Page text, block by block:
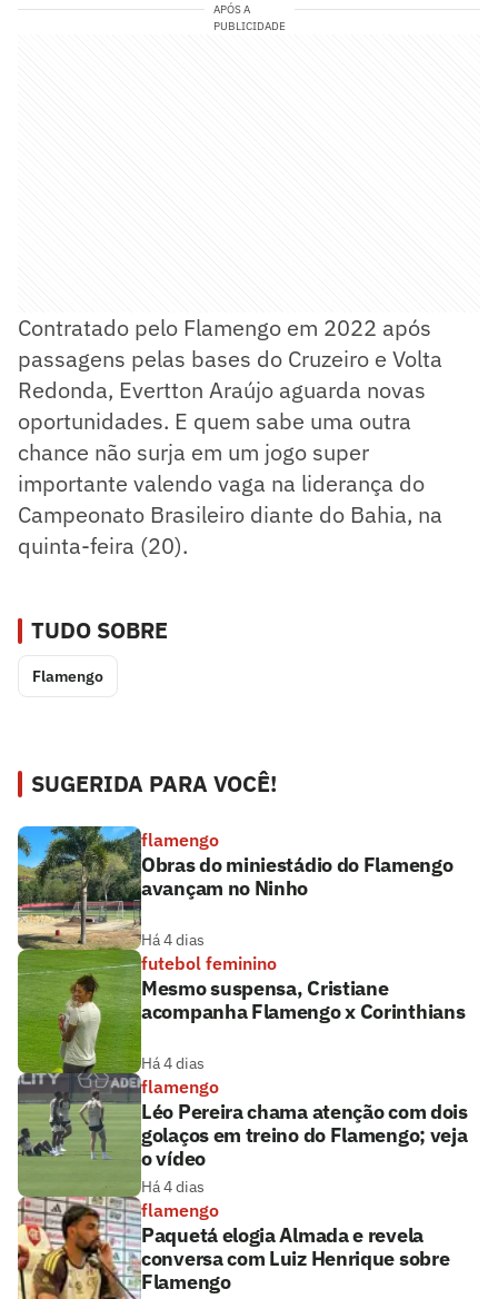
APÓS A
PUBLICIDADE
Contratado pelo Flamengo em 2022 após
passagens pelas bases do Cruzeiro e Volta
Redonda, Evertton Araújo aguarda novas
oportunidades. E quem sabe uma outra
chance não surja em um jogo super
importante valendo vaga na liderança do
Campeonato Brasileiro diante do Bahia, na
quinta-feira (20).
TUDO SOBRE
Flamengo
SUGERIDA PARA VOCÊ!
flamengo
Obras do miniestádio do Flamengo
avançam no Ninho
Há 4 dias
futebol feminino
Mesmo suspensa, Cristiane
acompanha Flamengo x Corinthians
Há 4 dias
flamengo
Léo Pereira chama atenção com dois
golaços em treino do Flamengo; veja
o vídeo
Há 4 dias
flamengo
Paquetá elogia Almada e revela
conversa com Luiz Henrique sobre
Flamengo